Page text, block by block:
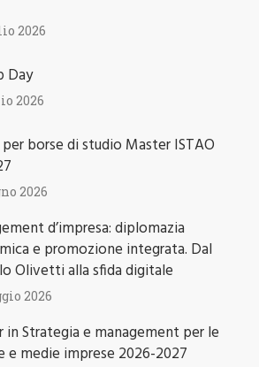
2026
Day
2026
borse di studio Master ISTAO
2026
d’impresa: diplomazia
e promozione integrata. Dal
Olivetti alla sfida digitale
2026
in Strategia e management per le
e medie imprese 2026-2027